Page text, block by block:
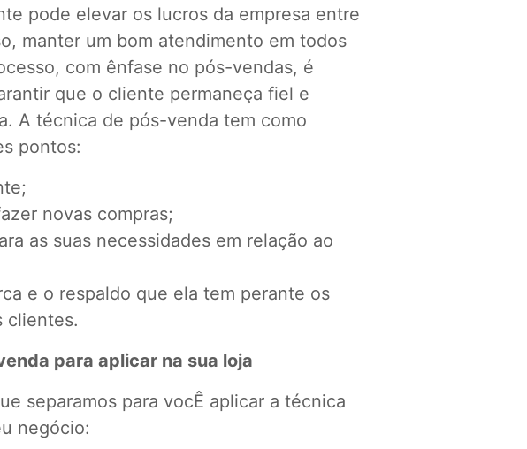
pode elevar os lucros da empresa entre
manter um bom atendimento em todos
com ênfase no pós-vendas, é
que o cliente permaneça fiel e
A técnica de pós-venda tem como
pontos:
novas compras;
as suas necessidades em relação ao
e o respaldo que ela tem perante os
clientes.
para aplicar na sua loja
separamos para vocÊ aplicar a técnica
negócio: